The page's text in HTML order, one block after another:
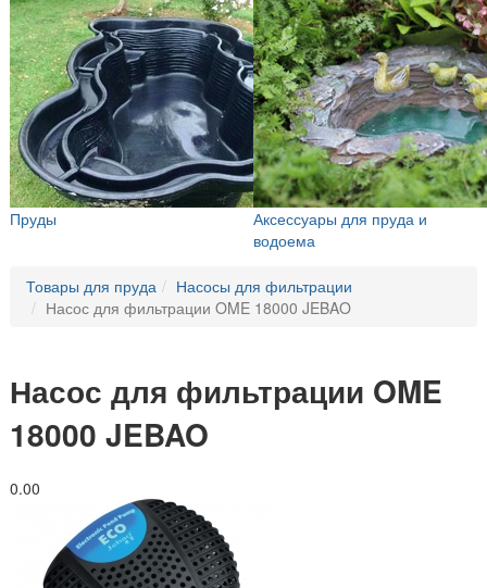
Пруды
Аксессуары для пруда и
водоема
Товары для пруда
Насосы для фильтрации
Насос для фильтрации OME 18000 JEBAO
Насос для фильтрации OME
18000 JEBAO
0.00